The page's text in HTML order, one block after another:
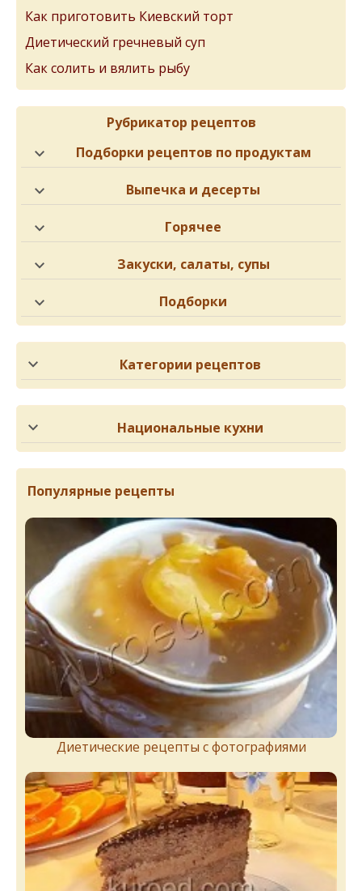
Как приготовить Киевский торт
Диетический гречневый суп
Как солить и вялить рыбу
Рубрикатор рецептов
Подборки рецептов по продуктам
Выпечка и десерты
Горячее
Закуски, салаты, супы
Подборки
Категории рецептов
Национальные кухни
Популярные рецепты
Диетические рецепты с фотографиями